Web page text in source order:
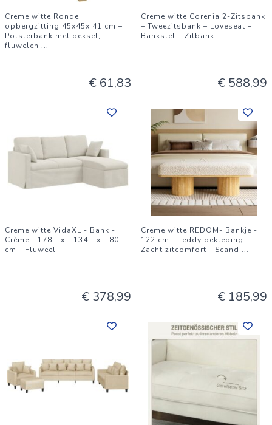
Creme witte Ronde
opbergzitting 45x45x 41 cm –
Polsterbank met deksel,
fluwelen ...
€ 61,83
Creme witte Corenia 2-Zitsbank
– Tweezitsbank – Loveseat –
Bankstel – Zitbank – ...
€ 588,99
Creme witte VidaXL - Bank -
Crème - 178 - x - 134 - x - 80 -
cm - Fluweel
€ 378,99
Creme witte REDOM- Bankje -
122 cm - Teddy bekleding -
Zacht zitcomfort - Scandi...
€ 185,99